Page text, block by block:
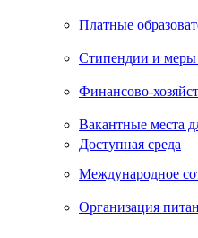
Платные
Стипендии и
Финансово-
Вакантные места
Доступная среда
Международное
Организация